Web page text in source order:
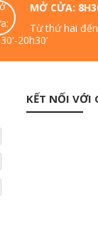
MỞ CỬA:
Từ thứ hai
KẾT NỐI VỚI